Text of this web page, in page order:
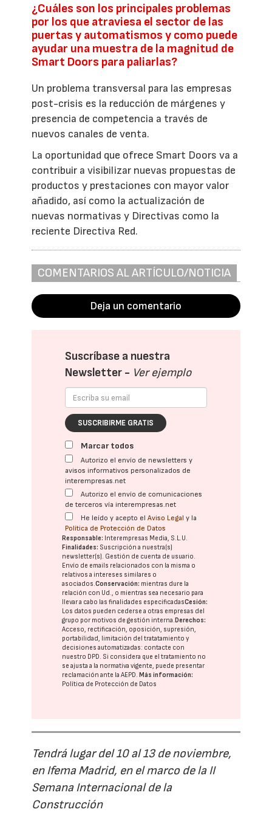
¿Cuáles son los principales problemas
por los que atraviesa el sector de las
puertas y automatismos y como puede
ayudar una muestra de la magnitud de
Smart Doors para paliarlas?
Un problema transversal para las empresas
post-crisis es la reducción de márgenes y
presencia de competencia a través de
nuevos canales de venta.
La oportunidad que ofrece Smart Doors va a
contribuir a visibilizar nuevas propuestas de
productos y prestaciones con mayor valor
añadido, así como la actualización de
nuevas normativas y Directivas como la
reciente Directiva Red.
COMENTARIOS AL ARTÍCULO/NOTICIA
Deja un comentario
Suscríbase a nuestra
Newsletter - Ver ejemplo
SUSCRIBIRME GRATIS
Marcar todos
Autorizo el envío de newsletters y
avisos informativos personalizados de
interempresas.net
Autorizo el envío de comunicaciones
de terceros vía interempresas.net
He leído y acepto elAviso Legal y la
Política de Protección de Datos
Responsable: Interempresas Media, S.L.U.
Finalidades: Suscripción a nuestra(s)
newsletter(s). Gestión de cuenta de usuario.
Envío de emails relacionados con la misma o
relativos a intereses similares o
asociados.Conservación: mientras dure la
relación con Ud., o mientras sea necesario para
llevar a cabo las finalidades especificadasCesión:
Los datos pueden cederse a otras empresas del
grupo por motivos de gestión interna. Derechos:
Acceso, rectificación, oposición, supresión,
portabilidad, limitación del tratatamiento y
decisiones automatizadas: contacte con
nuestro DPD. Si considera que el tratamiento no
se ajusta a la normativa vigente, puede presentar
reclamación ante laAEPD. Más información:
Política de Protección de Datos
Tendrá lugar del 10 al 13 de noviembre,
en Ifema Madrid, en el marco de la II
Semana Internacional de la
Construcción